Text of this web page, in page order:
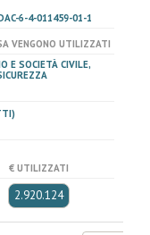
6-4-011459-01-1
VENGONO UTILIZZATI
E SOCIETÀ CIVILE,
€ UTILIZZATI
2.920.124